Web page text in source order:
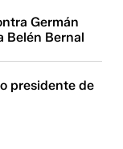
Germán
Belén Bernal
presidente de